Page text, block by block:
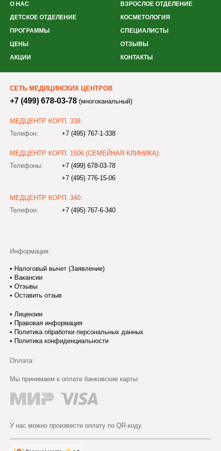
О НАС
ВЗРОСЛОЕ ОТДЕЛЕНИЕ
ДЕТСКОЕ ОТДЕЛЕНИЕ
КОСМЕТОЛОГИЯ
ПРОГРАММЫ
СПЕЦИАЛИСТЫ
ЦЕНЫ
ОТЗЫВЫ
АКЦИИ
КОНТАКТЫ
СЕТЬ МЕДИЦИНСКИХ ЦЕНТРОВ
+7 (499) 678-03-78 (многоканальный)
МЕДЦЕНТР КОРП. 338:
Телефон:
+7 (495) 767-1-338
МЕДЦЕНТР КОРП. 1506 (СЕМЕЙНАЯ КЛИНИКА):
Телефоны:
+7 (499) 678-03-78
+7 (495) 776-15-06
МЕДЦЕНТР КОРП. 340:
Телефон:
+7 (495) 767-6-340
Информация:
• Налоговый вычет (Заявление)
• Вакансии
• Отзывы
• Оставить отзыв
• Лицензии
• Правовая информация
• Политика обработки персональных данных
• Политика конфиденциальности
Оплата:
Мы принимаем к оплате банковские карты:
У нас можно произвести оплату по QR-коду.